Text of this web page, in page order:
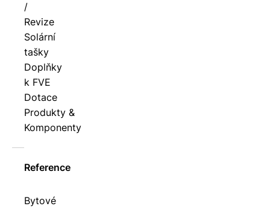
/
Revize
Solární
tašky
Doplňky
k FVE
Dotace
Produkty &
Komponenty
Reference
Bytové